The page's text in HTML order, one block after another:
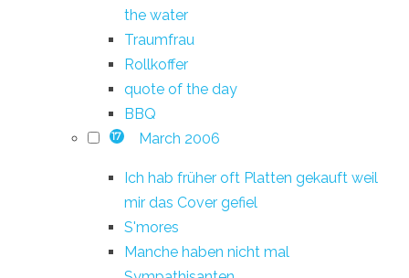
the water
Traumfrau
Rollkoffer
quote of the day
BBQ
17 March 2006
Ich hab früher oft Platten gekauft weil
mir das Cover gefiel
S'mores
Manche haben nicht mal